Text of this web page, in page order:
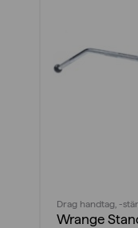
Drag handtag, -
Wrange